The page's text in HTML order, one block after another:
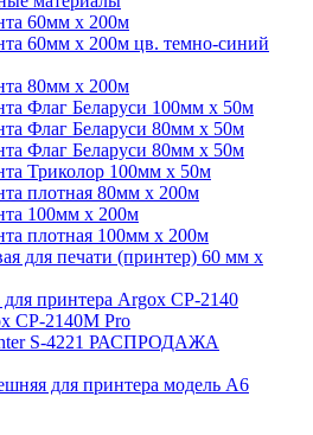
60мм х 200м
60мм х 200м цв. темно-синий
80мм х 200м
Флаг Беларуси 100мм х 50м
Флаг Беларуси 80мм х 50м
Флаг Беларуси 80мм х 50м
Триколор 100мм х 50м
плотная 80мм х 200м
100мм х 200м
плотная 100мм х 200м
для печати (принтер) 60 мм х
принтера Argox CP-2140
CP-2140M Pro
S-4221 РАСПРОДАЖА
для принтера модель А6